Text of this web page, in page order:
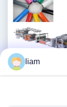
liam